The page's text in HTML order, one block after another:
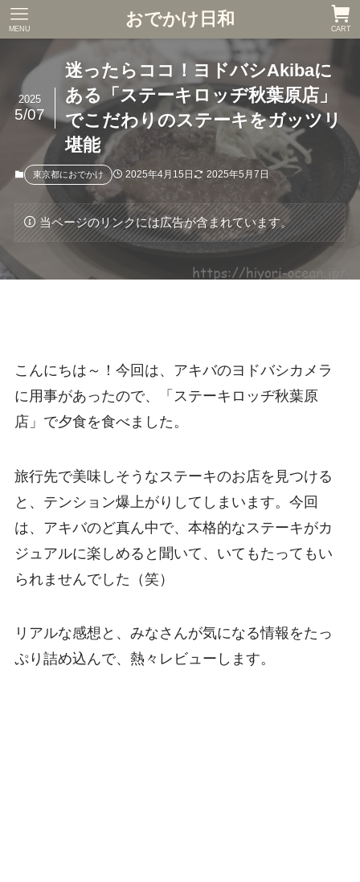
おでかけ日和 CART
MENU
迷ったらココ！ヨドバシAkibaに
ある「ステーキロッヂ秋葉原店」
でこだわりのステーキをガッツリ
堪能
2025
5/07
東京都におでかけ 2025年4月15日 2025年5月7日
当ページのリンクには広告が含まれています。
こんにちは～！今回は、アキバのヨドバシカメラ
に用事があったので、「ステーキロッヂ秋葉原
店」で夕食を食べました。
旅行先で美味しそうなステーキのお店を見つける
と、テンション爆上がりしてしまいます。今回
は、アキバのど真ん中で、本格的なステーキがカ
ジュアルに楽しめると聞いて、いてもたってもい
られませんでした（笑）
リアルな感想と、みなさんが気になる情報をたっ
ぷり詰め込んで、熱々レビューします。